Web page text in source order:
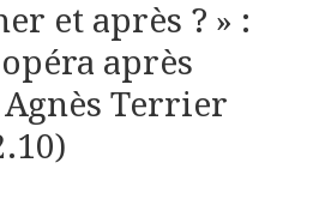
et après ? » :
après
Terrier